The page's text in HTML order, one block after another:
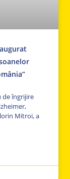
de îngrijire
Mitroi, a